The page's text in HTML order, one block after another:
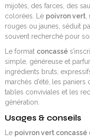
mijotés, des farces, des
colorées. Le poivron vert
rouges ou jaunes, séduit
souvent recherché pour
Le format concassé
simple, généreuse et
ingrédients bruts,
marchés d’été, les
tables conviviales et les
génération.
Usages & conseils
Le poivron vert concassé